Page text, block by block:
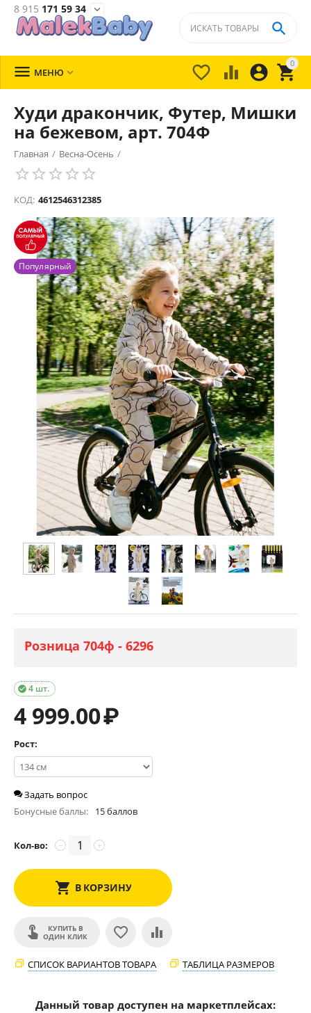
8 915 171 59 34 
0


 

 МЕНЮ 
Худи дракончик, Футер, Мишки
на бежевом, арт. 704Ф
Главная / Весна-Осень /
КОД: 4612546312385
Популярный
Розница 704ф - 6296
4 шт.

4 999.00₽
Рост:
Задать вопрос
Бонусные баллы:
15 баллов
Кол-во: +
−
В КОРЗИНУ
КУПИТЬ В
ОДИН КЛИК
СПИСОК ВАРИАНТОВ ТОВАРА ТАБЛИЦА РАЗМЕРОВ
Данный товар доступен на маркетплейсах: